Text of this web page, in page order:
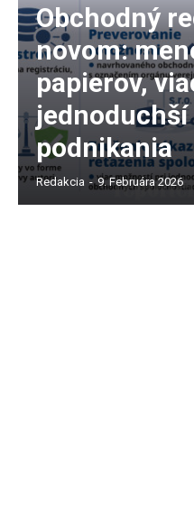
Obchodný
novom:
papierov,
podnikania
Redakcia - 9. Februára 2026